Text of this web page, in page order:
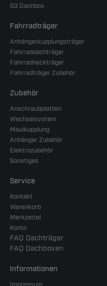
G3 Dachbox
Fahrradträger
Anhängerkupplungsträger
Fahrraddachträger
Fahrradheckträger
Fahrradträger Zubehör
Zubehör
Anschraubplatten
Wechselsystem
Maulkupplung
Anhänger Zubehör
Elektrozubehör
Sonstiges
Service
Kontakt
Warenkorb
Merkzettel
Konto
FAQ Dachträger
FAQ Dachboxen
Informationen